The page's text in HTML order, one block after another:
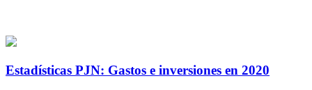
Estadísticas PJN: Gastos e inversiones en 2020